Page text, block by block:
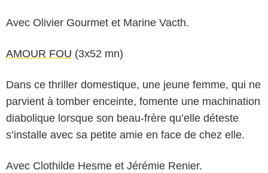
Avec Olivier Gourmet et Marine Vacth.
AMOUR FOU (3x52 mn)
Dans ce thriller domestique, une jeune femme, qui ne
parvient à tomber enceinte, fomente une machination
diabolique lorsque son beau-frère qu’elle déteste
s’installe avec sa petite amie en face de chez elle.
Avec Clothilde Hesme et Jérémie Renier.